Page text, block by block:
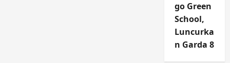
go Green
School,
Luncurka
n Garda 8